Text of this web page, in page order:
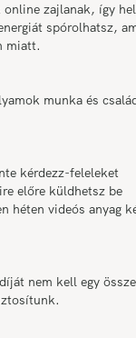
zajlanak, így
spórolhatsz,
miatt.
munka és
kérdezz-feleleket
előre küldhetsz be
héten videós anyag
nem kell egy